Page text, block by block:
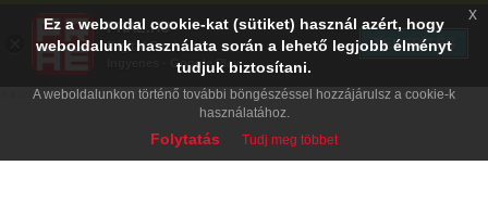
Ez a weboldal cookie-kat (sütiket) használ azért, hogy
weboldalunk használata során a lehető legjobb élményt
tudjuk biztosítani.
A weboldalunkon történő további böngészéssel hozzájárulsz a cookie-k
használatához.
Folytatás Tudj meg többet
x
PRAE.HU
Digital Evolution
Ingyenes - Google Play
TELEPÍTÉS